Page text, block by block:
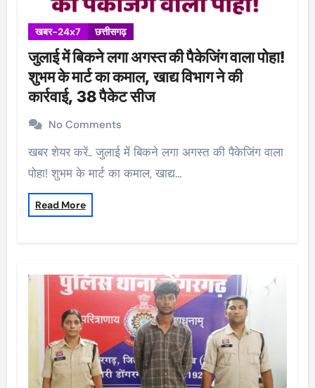
खबर-24x7 छत्तीसगढ़
जुलाई में बिकने लगा अगस्त की पैकेजिंग वाला पोहा!
शुभम के मार्ट का कमाल, खाद्य विभाग ने की
कार्रवाई, 38 पैकेट सीज
No Comments
खबर शेयर करें.. जुलाई में बिकने लगा अगस्त की पैकेजिंग वाला
पोहा! शुभम के मार्ट का कमाल, खाद्य…
Read More